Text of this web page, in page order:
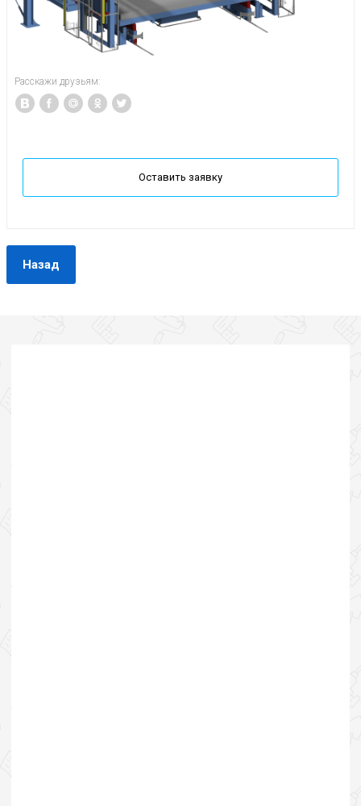
Расскажи друзьям:
Оставить заявку
Назад